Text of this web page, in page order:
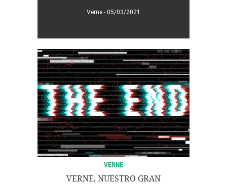
Verne 05/03/2021
VERNE
VERNE, NUESTRO GRAN